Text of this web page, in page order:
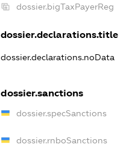
dossier.bigTaxPayerReg
dossier.declarations.title
dossier.declarations.noData
dossier.sanctions
dossier.specSanctions
dossier.rnboSanctions